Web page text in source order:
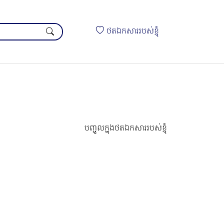
ថតឯកសាររបស់ខ្ញុំ
បញ្ចូលក្នុងថតឯកសាររបស់ខ្ញុំ